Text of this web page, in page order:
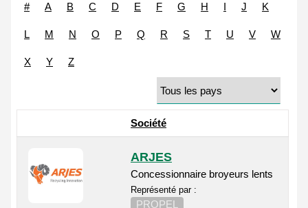
# A B C D E F G H I J K
L M N O P Q R S T U V W
X Y Z
Société
ARJES
Concessionnaire broyeurs lents
Représenté par :
PROPEL